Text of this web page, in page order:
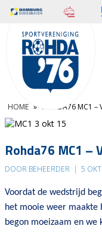
HOME » ROHDA76 MC1 –
Rohda76 MC1 –
DOOR BEHEERDER | 5
Voordat de wedstrijd
het mooie weer maakte
begon moeizaam en